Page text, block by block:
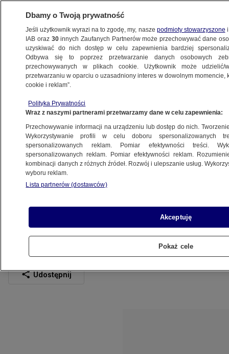
Zwolnił przed kontrolą drogową, potem
przyspieszył. Nie wiedział, że za nim też
jedzie radiowóz. Nagranie
Źródło:KPP w Starachowicach
Udostępnij
Dbamy o Twoją prywatność
Jeśli użytkownik wyrazi na to zgodę, my, nasze podmioty stowarzyszone
IAB oraz 30innych Zaufanych Partnerów może przechowywać dane
uzyskiwać do nich dostęp w celu zapewnienia bardziej
Odbywa się to poprzez przetwarzanie danych osobowych
przechowywanych w plikach cookie. Użytkownik może
przetwarzaniu w oparciu o uzasadniony interes w dowolnym momencie,
cookie i reklam”.
Polityka Prywatności
Wraz z naszymi partnerami przetwarzamy dane w celu zapewnienia:
Przechowywanie informacji na urządzeniu lub dostęp do nich.
Wykorzystywanie profili w celu doboru spersonalizowanych
spersonalizowanych reklam. Pomiar efektywności treści.
spersonalizowanych reklam. Pomiar efektywności reklam.
kombinacji danych z różnych źródeł. Rozwój i ulepszanie usług.
wyboru reklam.
Lista partnerów (dostawców)
Akceptuję
Pokaż cele